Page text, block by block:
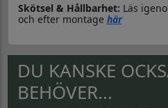
Skötsel & Hållbarhet: Läs
och efter montage här
DU KANSKE
BEHÖVER...